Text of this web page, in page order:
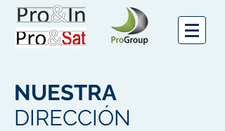
NUESTRA
DIRECCIÓN